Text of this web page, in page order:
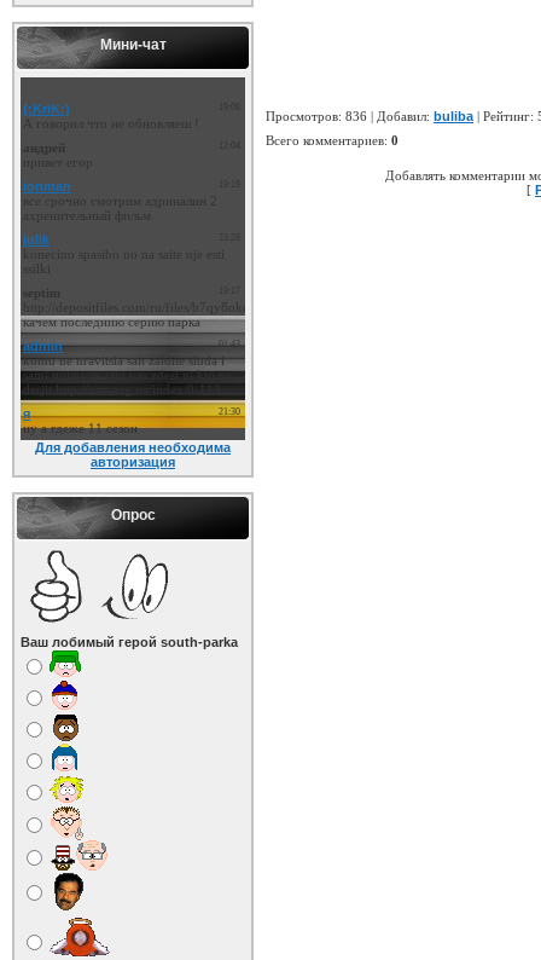
Мини-чат
Для добавления необходима
авторизация
Опрос
Ваш лобимый герой south-parka
Просмотров: 836 | Добавил: buliba | Рейтинг:
Всего комментариев: 0
Добавлять комментарии
[